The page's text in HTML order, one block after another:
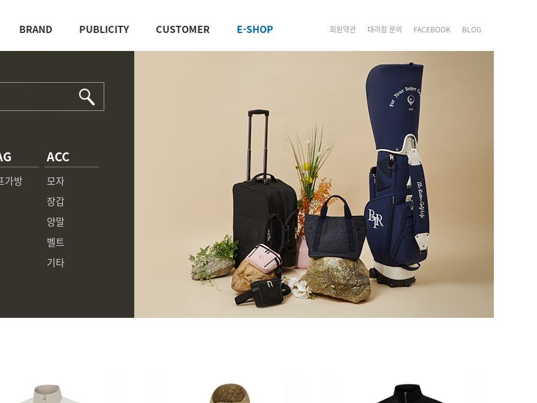
BRAND PUBLICITY CUSTOMER E-SHOP 회원약관 대리점 문의 FACEBOOK BLOG
가방
ACC
모자
장갑
양말
벨트
기타